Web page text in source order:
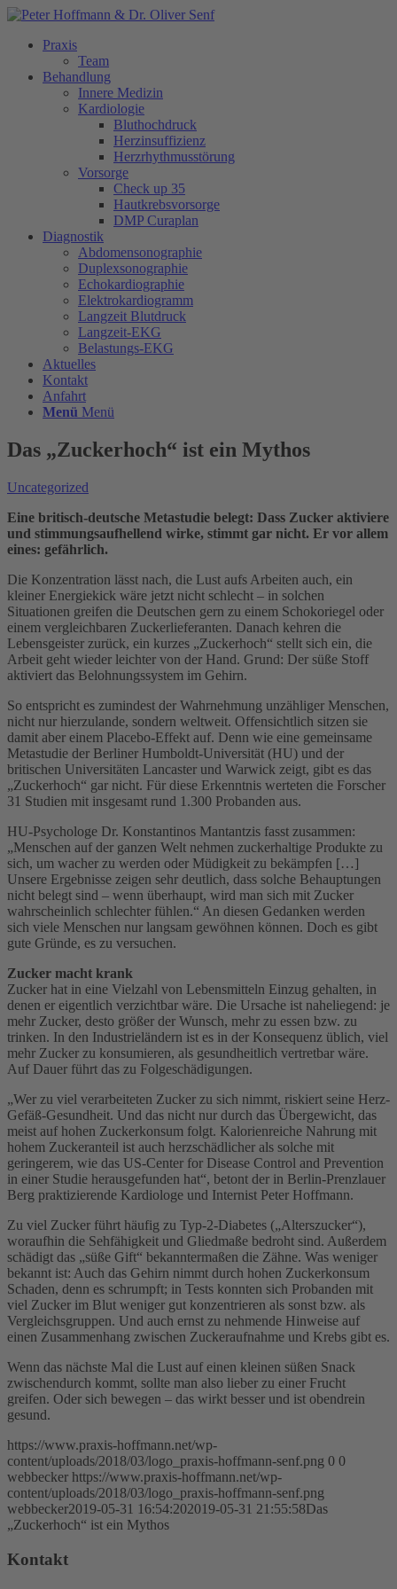
Praxis
Team
Behandlung
Innere Medizin
Kardiologie
Bluthochdruck
Herzinsuffizienz
Herzrhythmusstörung
Vorsorge
Check up 35
Hautkrebsvorsorge
DMP Curaplan
Diagnostik
Abdomensonographie
Duplexsonographie
Echokardiographie
Elektrokardiogramm
Langzeit Blutdruck
Langzeit-EKG
Belastungs-EKG
Aktuelles
Kontakt
Anfahrt
Menü Menü
Das „Zuckerhoch“ ist ein Mythos
Uncategorized
Eine britisch-deutsche Metastudie belegt: Dass Zucker aktiviere
und stimmungsaufhellend wirke, stimmt gar nicht. Er vor allem
eines: gefährlich.
Die Konzentration lässt nach, die Lust aufs Arbeiten auch, ein
kleiner Energiekick wäre jetzt nicht schlecht – in solchen
Situationen greifen die Deutschen gern zu einem Schokoriegel oder
einem vergleichbaren Zuckerlieferanten. Danach kehren die
Lebensgeister zurück, ein kurzes „Zuckerhoch“ stellt sich ein, die
Arbeit geht wieder leichter von der Hand. Grund: Der süße Stoff
aktiviert das Belohnungssystem im Gehirn.
So entspricht es zumindest der Wahrnehmung unzähliger Menschen,
nicht nur hierzulande, sondern weltweit. Offensichtlich sitzen sie
damit aber einem Placebo-Effekt auf. Denn wie eine gemeinsame
Metastudie der Berliner Humboldt-Universität (HU) und der
britischen Universitäten Lancaster und Warwick zeigt, gibt es das
„Zuckerhoch“ gar nicht. Für diese Erkenntnis werteten die Forscher
31 Studien mit insgesamt rund 1.300 Probanden aus.
HU-Psychologe Dr. Konstantinos Mantantzis fasst zusammen:
„Menschen auf der ganzen Welt nehmen zuckerhaltige Produkte zu
sich, um wacher zu werden oder Müdigkeit zu bekämpfen […]
Unsere Ergebnisse zeigen sehr deutlich, dass solche Behauptungen
nicht belegt sind – wenn überhaupt, wird man sich mit Zucker
wahrscheinlich schlechter fühlen.“ An diesen Gedanken werden
sich viele Menschen nur langsam gewöhnen können. Doch es gibt
gute Gründe, es zu versuchen.
Zucker macht krank
Zucker hat in eine Vielzahl von Lebensmitteln Einzug gehalten, in
denen er eigentlich verzichtbar wäre. Die Ursache ist naheliegend: je
mehr Zucker, desto größer der Wunsch, mehr zu essen bzw. zu
trinken. In den Industrieländern ist es in der Konsequenz üblich, viel
mehr Zucker zu konsumieren, als gesundheitlich vertretbar wäre.
Auf Dauer führt das zu Folgeschädigungen.
„Wer zu viel verarbeiteten Zucker zu sich nimmt, riskiert seine Herz-
Gefäß-Gesundheit. Und das nicht nur durch das Übergewicht, das
meist auf hohen Zuckerkonsum folgt. Kalorienreiche Nahrung mit
hohem Zuckeranteil ist auch herzschädlicher als solche mit
geringerem, wie das US-Center for Disease Control and Prevention
in einer Studie herausgefunden hat“, betont der in Berlin-Prenzlauer
Berg praktizierende Kardiologe und Internist Peter Hoffmann.
Zu viel Zucker führt häufig zu Typ-2-Diabetes („Alterszucker“),
woraufhin die Sehfähigkeit und Gliedmaße bedroht sind. Außerdem
schädigt das „süße Gift“ bekanntermaßen die Zähne. Was weniger
bekannt ist: Auch das Gehirn nimmt durch hohen Zuckerkonsum
Schaden, denn es schrumpft; in Tests konnten sich Probanden mit
viel Zucker im Blut weniger gut konzentrieren als sonst bzw. als
Vergleichsgruppen. Und auch ernst zu nehmende Hinweise auf
einen Zusammenhang zwischen Zuckeraufnahme und Krebs gibt es.
Wenn das nächste Mal die Lust auf einen kleinen süßen Snack
zwischendurch kommt, sollte man also lieber zu einer Frucht
greifen. Oder sich bewegen – das wirkt besser und ist obendrein
gesund.
https://www.praxis-hoffmann.net/wp-
content/uploads/2018/03/logo_praxis-hoffmann-senf.png 0 0
webbecker https://www.praxis-hoffmann.net/wp-
content/uploads/2018/03/logo_praxis-hoffmann-senf.png
webbecker2019-05-31 16:54:202019-05-31 21:55:58Das
„Zuckerhoch“ ist ein Mythos
Kontakt